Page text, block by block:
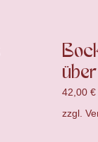
42,00 €
zzgl.